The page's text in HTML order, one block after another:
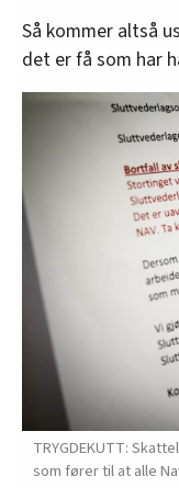
Så kommer altså
det er få som har
TRYGDEKUTT:
som fører til at alle